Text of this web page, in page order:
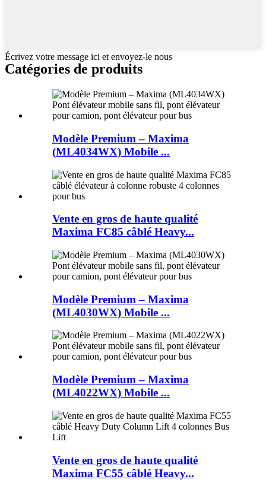
Écrivez votre message ici et envoyez-le nous
Catégories de produits
Modèle Premium – Maxima
(ML4034WX) Mobile ...
Vente en gros de haute qualité
Maxima FC85 câblé Heavy...
Modèle Premium – Maxima
(ML4030WX) Mobile ...
Modèle Premium – Maxima
(ML4022WX) Mobile ...
Vente en gros de haute qualité
Maxima FC55 câblé Heavy...